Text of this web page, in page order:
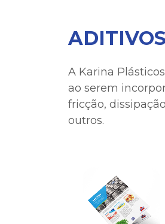
ADITIVOS
A Karina
ao serem
fricção,
outros.